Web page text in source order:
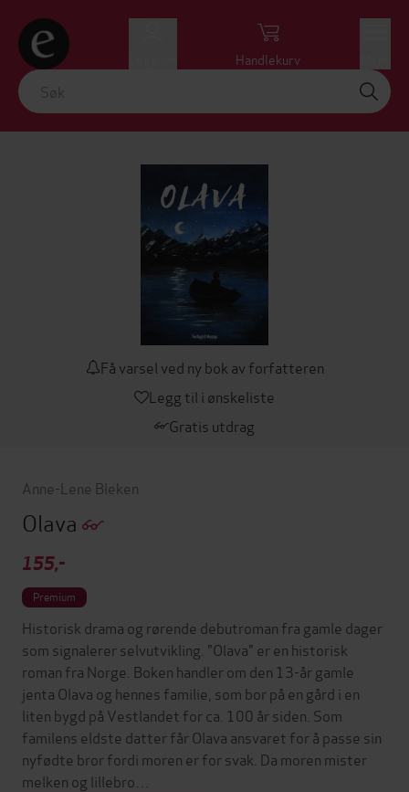
Handlekurv
Få varsel ved ny bok av forfatteren
Legg til i ønskeliste
Gratis utdrag
Anne-Lene Bleken
Olava
155,-
Premium
Historisk drama og rørende debutroman fra gamle dager
som signalerer selvutvikling. "Olava" er en historisk
roman fra Norge. Boken handler om den 13-år gamle
jenta Olava og hennes familie, som bor på en gård i en
liten bygd på Vestlandet for ca. 100 år siden. Som
familens eldste datter får Olava ansvaret for å passe sin
nyfødte bror fordi moren er for svak. Da moren mister
melken og lillebro…